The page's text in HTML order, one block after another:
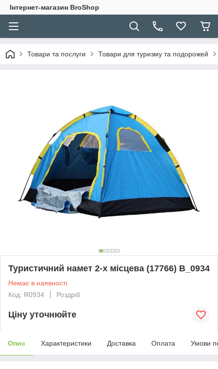
Інтернет-магазин BroShop
Товари та послуги Товари для туризму та подорожей
Туристичний намет 2-х місцева (17766) B_0934
Немає в наявності
Код: R0934
Роздріб
Ціну уточнюйте
Опис Характеристики Доставка Оплата Умови